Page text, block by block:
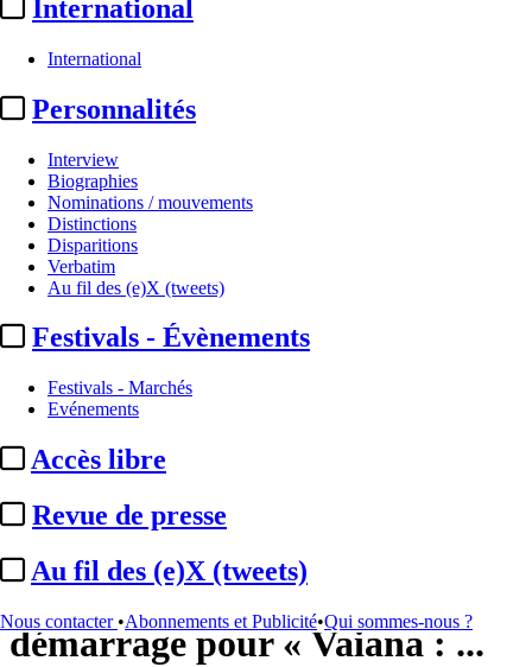
International
International
Personnalités
Interview
Biographies
Nominations / mouvements
Distinctions
Disparitions
Verbatim
Au fil des (e)X (tweets)
Festivals - Évènements
Festivals - Marchés
Evénements
Accès libre
Revue de presse
Au fil des (e)X (tweets)
Nous contacter •Abonnements et Publicité•Qui sommes-nous ?
Box-office
EXCLU – Box-office, 14h
Paris/périphérie :solide
démarrage pour « Vaiana : ...